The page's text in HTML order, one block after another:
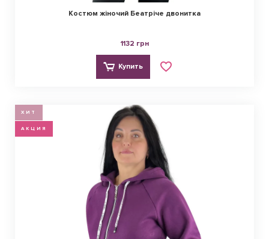
Костюм жіночий Беатріче двонитка
1132 грн
Купить
ХИТ
АКЦИЯ